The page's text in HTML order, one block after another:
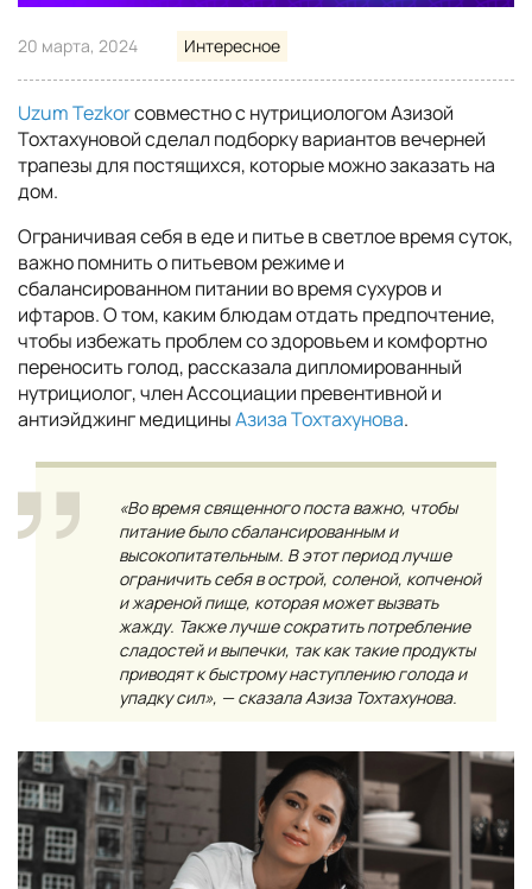
20 марта, 2024 Интересное
Uzum Tezkorсовместно с нутрициологом Азизой
Тохтахуновой сделал подборку вариантов вечерней
трапезы для постящихся, которые можно заказать на
дом.
Ограничивая себя в еде и питье в светлое время суток,
важно помнить о питьевом режиме и
сбалансированном питании во время сухуров и
ифтаров. О том, каким блюдам отдать предпочтение,
чтобы избежать проблем со здоровьем и комфортно
переносить голод, рассказала дипломированный
нутрициолог, член Ассоциации превентивной и
антиэйджинг медициныАзиза Тохтахунова.
«Во время священного поста важно, чтобы
питание было сбалансированным и
высокопитательным. В этот период лучше
ограничить себя в острой, соленой, копченой
и жареной пище, которая может вызвать
жажду. Также лучше сократить потребление
сладостей и выпечки, так как такие продукты
приводят к быстрому наступлению голода и
упадку сил», — сказала Азиза Тохтахунова.